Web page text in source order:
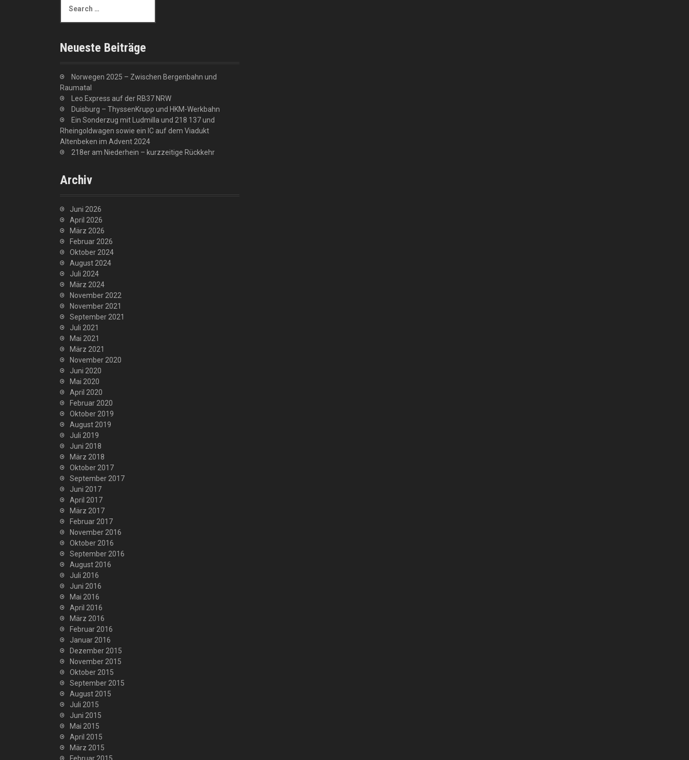
a
c
h
f
o
r
:
Neueste Beiträge
Norwegen 2025 – Zwischen Bergenbahn und
Raumatal
Leo Express auf der RB37 NRW
Duisburg – ThyssenKrupp und HKM-Werkbahn
Ein Sonderzug mit Ludmilla und 218 137 und
Rheingoldwagen sowie ein IC auf dem Viadukt
Altenbeken im Advent 2024
218er am Niederhein – kurzzeitige Rückkehr
Archiv
Juni 2026
April 2026
März 2026
Februar 2026
Oktober 2024
August 2024
Juli 2024
März 2024
November 2022
November 2021
September 2021
Juli 2021
Mai 2021
März 2021
November 2020
Juni 2020
Mai 2020
April 2020
Februar 2020
Oktober 2019
August 2019
Juli 2019
Juni 2018
März 2018
Oktober 2017
September 2017
Juni 2017
April 2017
März 2017
Februar 2017
November 2016
Oktober 2016
September 2016
August 2016
Juli 2016
Juni 2016
Mai 2016
April 2016
März 2016
Februar 2016
Januar 2016
Dezember 2015
November 2015
Oktober 2015
September 2015
August 2015
Juli 2015
Juni 2015
Mai 2015
April 2015
März 2015